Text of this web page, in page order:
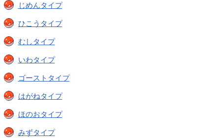
じめんタイプ
ひこうタイプ
むしタイプ
いわタイプ
ゴーストタイプ
はがねタイプ
ほのおタイプ
みずタイプ